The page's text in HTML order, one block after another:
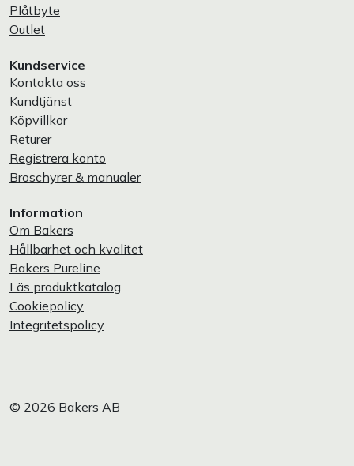
Plåtbyte
Outlet
Kundservice
Kontakta oss
Kundtjänst
Köpvillkor
Returer
Registrera konto
Broschyrer & manualer
Information
Om Bakers
Hållbarhet och kvalitet
Bakers Pureline
Läs produktkatalog
Cookiepolicy
Integritetspolicy
© 2026 Bakers AB